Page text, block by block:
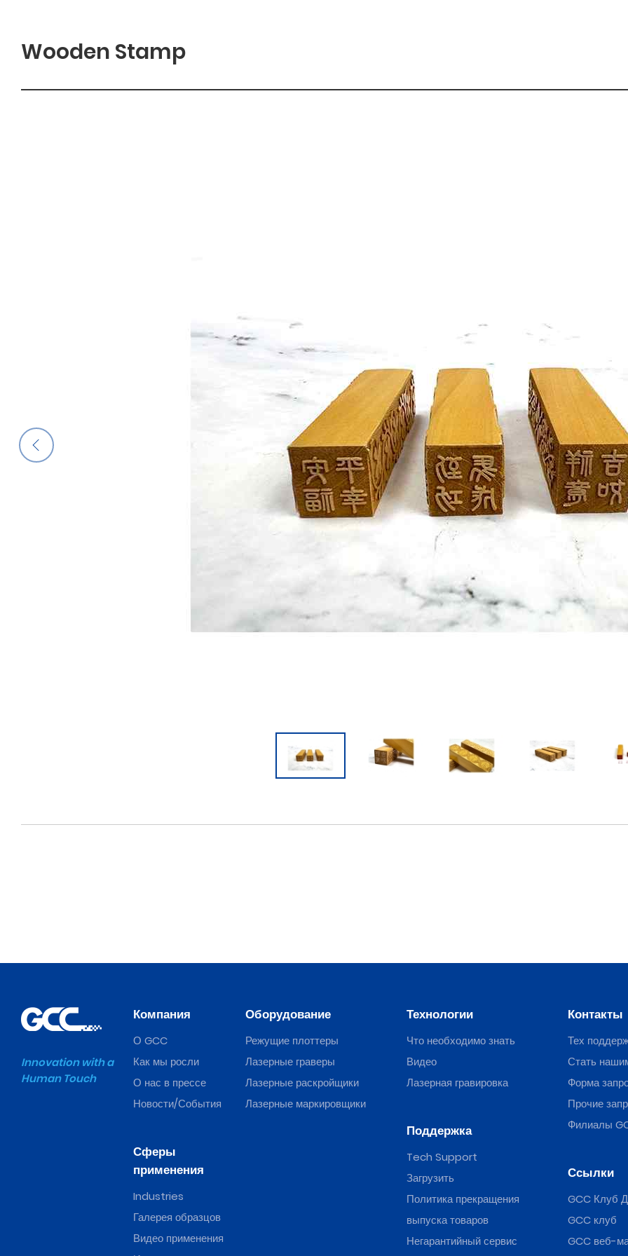
Wooden Stamp
Innovation with a
Human Touch
Компания
О GCC
Как мы росли
О нас в прессе
Новости/События
Сферы
применения
Industries
Галерея образцов
Видео применения
Оборудование
Режущие плоттеры
Лазерные граверы
Лазерные раскройщики
Лазерные маркировщики
Технологии
Что необходимо знать
Видео
Лазерная гравировка
Поддержка
Tech Support
Загрузить
Политика прекращения
выпуска товаров
Негарантийный сервис
Контакты
Тех
Стать
Форма
Прочие
Филиалы
Ссылки
GCC Клуб
GCC клуб
GCC веб-